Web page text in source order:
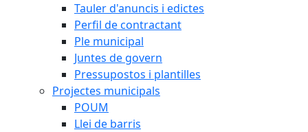
Tauler d'anuncis i edictes
Perfil de contractant
Ple municipal
Juntes de govern
Pressupostos i plantilles
Projectes municipals
POUM
Llei de barris